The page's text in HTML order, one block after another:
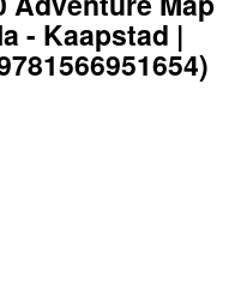
- Kaapstad |